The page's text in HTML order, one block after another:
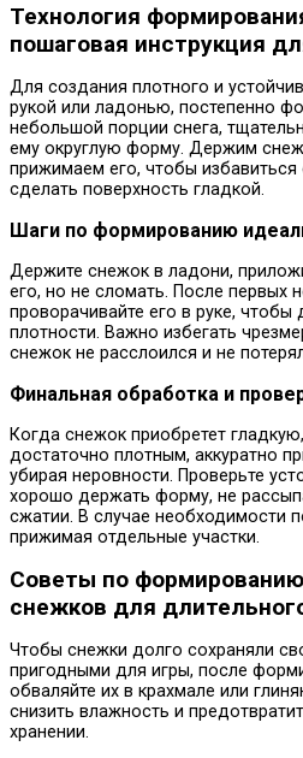
Технология
пошаговая инструкция
Для создания плотного и
рукой или ладонью, постепенно
небольшой порции снега,
ему округлую форму. Держим
прижимаем его, чтобы
сделать поверхность гладкой.
Шаги по формированию
Держите снежок в ладони,
его, но не сломать. После первых
проворачивайте его в руке,
плотности. Важно избегать
снежок не расслоился и не
Финальная обработка и
Когда снежок приобретет
достаточно плотным, аккуратно
убирая неровности. Проверьте
хорошо держать форму, не
сжатии. В случае необходимости
прижимая отдельные участки.
Советы по
снежков для
Чтобы снежки долго сохраняли
пригодными для игры, после
обваляйте их в крахмале или
снизить влажность и
хранении.